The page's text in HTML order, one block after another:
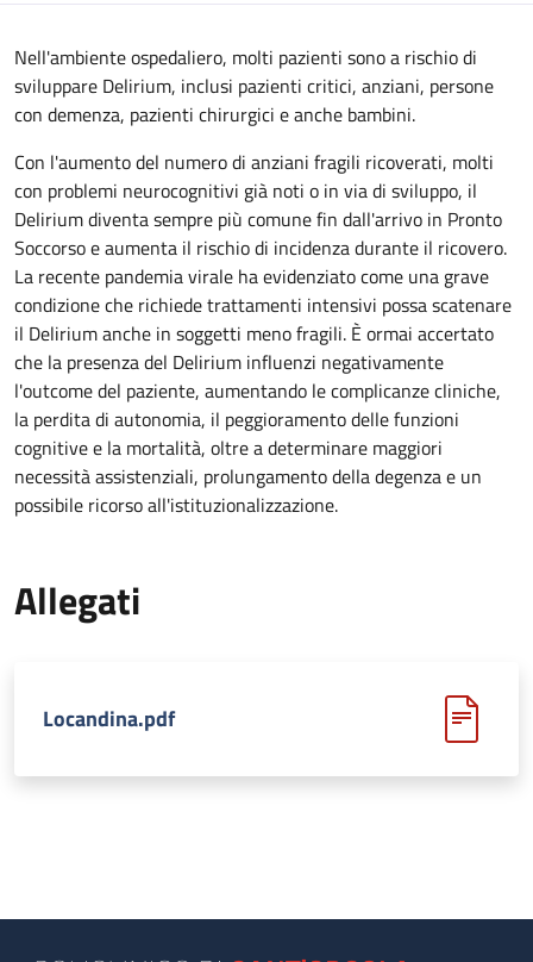
Nell'ambiente ospedaliero, molti pazienti sono a rischio di
sviluppare Delirium, inclusi pazienti critici, anziani, persone
con demenza, pazienti chirurgici e anche bambini.
Con l'aumento del numero di anziani fragili ricoverati, molti
con problemi neurocognitivi già noti o in via di sviluppo, il
Delirium diventa sempre più comune fin dall'arrivo in Pronto
Soccorso e aumenta il rischio di incidenza durante il ricovero.
La recente pandemia virale ha evidenziato come una grave
condizione che richiede trattamenti intensivi possa scatenare
il Delirium anche in soggetti meno fragili. È ormai accertato
che la presenza del Delirium influenzi negativamente
l'outcome del paziente, aumentando le complicanze cliniche,
la perdita di autonomia, il peggioramento delle funzioni
cognitive e la mortalità, oltre a determinare maggiori
necessità assistenziali, prolungamento della degenza e un
possibile ricorso all'istituzionalizzazione.
Allegati
Locandina.pdf